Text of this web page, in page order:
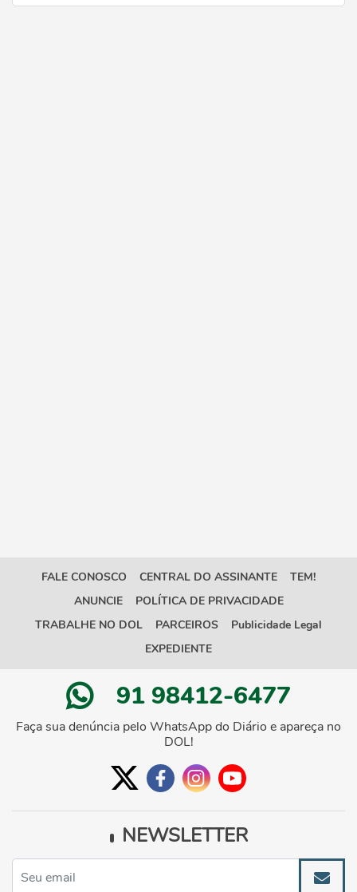
FALE CONOSCO CENTRAL DO ASSINANTE
TEM!
ANUNCIE
POLÍTICA DE PRIVACIDADE
TRABALHE NO DOL
PARCEIROS
Publicidade Legal
EXPEDIENTE
91 98412-6477
Faça sua denúncia pelo WhatsApp do Diário e apareça no
DOL!
NEWSLETTER